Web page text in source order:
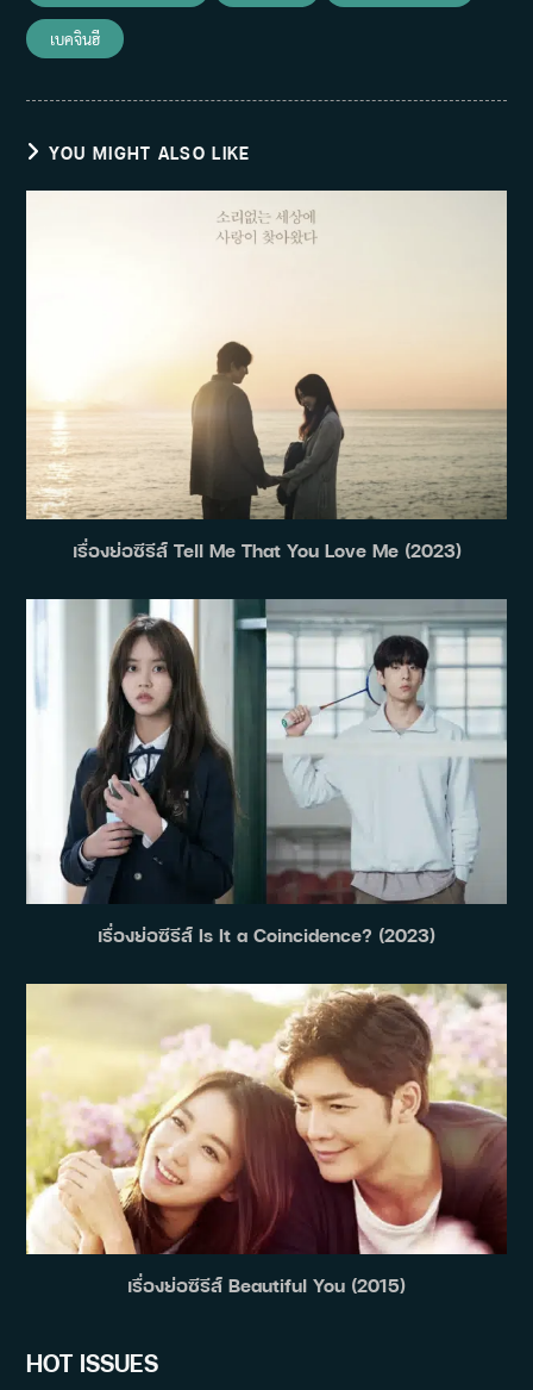
เบคจินฮี
YOU MIGHT ALSO LIKE
เรื่องย่อซีรีส์ Tell Me That You Love Me (2023)
เรื่องย่อซีรีส์ Is It a Coincidence? (2023)
เรื่องย่อซีรีส์ Beautiful You (2015)
HOT ISSUES